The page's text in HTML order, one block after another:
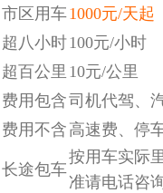
市区用车1000元/天起
超八小时100元/小时
超百公里 10元/公里
费用包含司机代驾、
费用不含 高速费、停
长途包车
按用车实际
准请电话咨